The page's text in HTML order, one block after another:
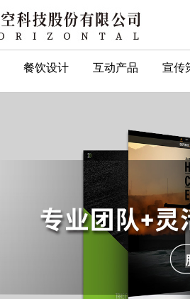
餐饮设计 互动产品 宣传